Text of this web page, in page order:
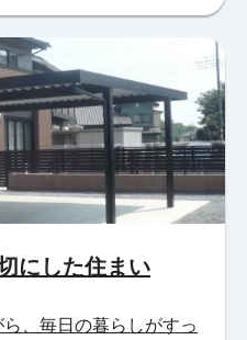
にした住まい
、毎日の暮らしがすっ